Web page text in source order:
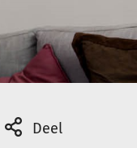
Deel